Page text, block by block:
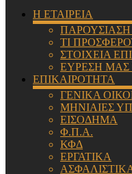
Η ΕΤΑΙΡΕΙΑ
ΠΑΡΟΥΣΙΑΣΗ
ΤΙ
ΣΤΟΙΧΕΙΑ
ΕΥΡΕΣΗ ΜΑΣ
ΕΠΙΚΑΙΡΟΤΗΤΑ
ΓΕΝΙΚΑ
ΜΗΝΙΑΙΕΣ
ΕΙΣΟΔΗΜΑ
Φ.Π.Α.
ΚΦΔ
ΕΡΓΑΤΙΚΑ